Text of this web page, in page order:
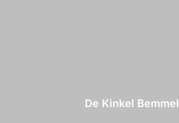
De Kinkel Bemmel